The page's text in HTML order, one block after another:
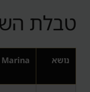
טבלת
נושא